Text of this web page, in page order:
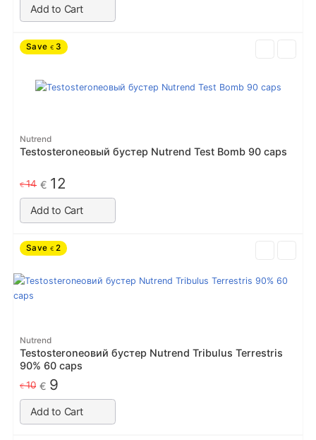
Add to Cart
Save € 3
Nutrend
Testosteroneовый бустер Nutrend Test Bomb 90 caps
€14 € 12
Add to Cart
Save € 2
Nutrend
Testosteroneовий бустер Nutrend Tribulus Terrestris
90% 60 caps
€10 € 9
Add to Cart